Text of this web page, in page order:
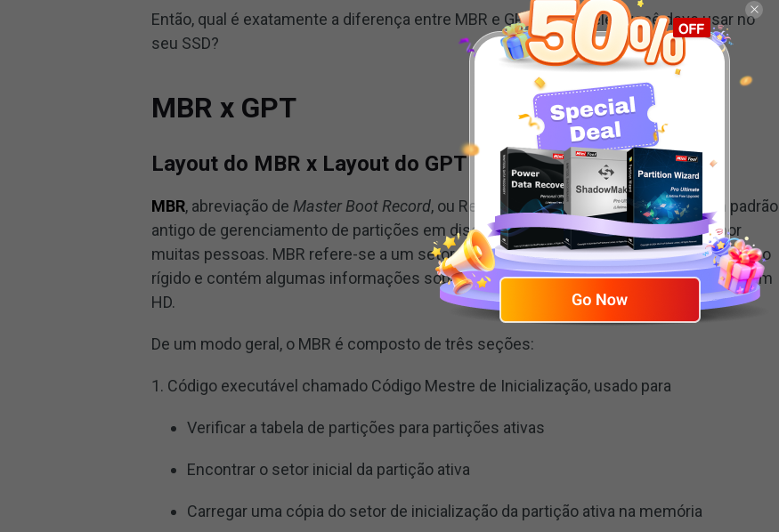
Então, qual é exatamente a diferença entre MBR e GPT e qual deles você deve usar no
seu SSD?
MBR x GPT
Layout do MBR x Layout do GPT
MBR, abreviação de Master Boot Record, ou Registro Mestre de Inicialização, é um padrão
antigo de gerenciamento de partições em discos rígidos usado extensivamente por
muitas pessoas. MBR refere-se a um setor de inicialização específico no início do disco
rígido e contém algumas informações sobre como as partições são organizadas em um
HD.
De um modo geral, o MBR é composto de três seções:
1. Código executável chamado Código Mestre de Inicialização, usado para
Verificar a tabela de partições para partições ativas
Encontrar o setor inicial da partição ativa
Carregar uma cópia do setor de inicialização da partição ativa na memória